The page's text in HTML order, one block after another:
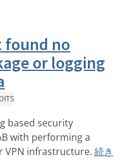
found no
or logging
based security
with performing a
VPN infrastructure. 続き